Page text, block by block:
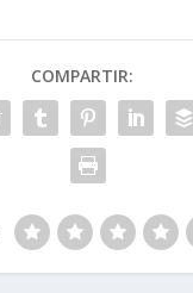
COMPARTIR: